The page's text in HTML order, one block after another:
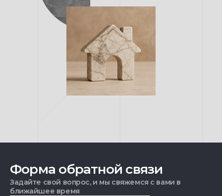
Форма обратной связи
Задайте свой вопрос, и мы свяжемся с вами в
ближайшее время